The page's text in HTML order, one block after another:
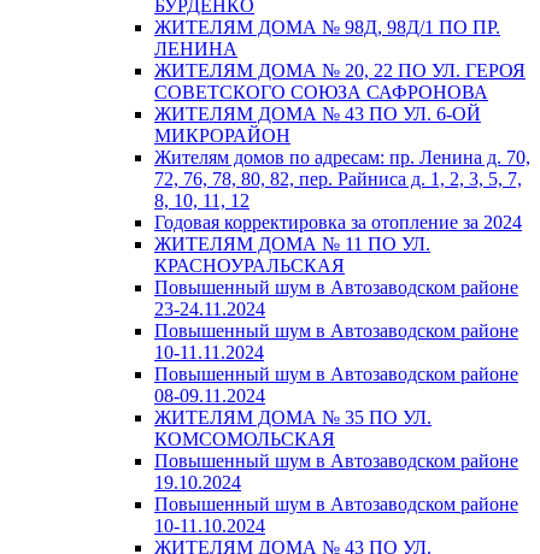
БУРДЕНКО
ЖИТЕЛЯМ ДОМА № 98Д, 98Д/1 ПО ПР.
ЛЕНИНА
ЖИТЕЛЯМ ДОМА № 20, 22 ПО УЛ. ГЕРОЯ
СОВЕТСКОГО СОЮЗА САФРОНОВА
ЖИТЕЛЯМ ДОМА № 43 ПО УЛ. 6-ОЙ
МИКРОРАЙОН
Жителям домов по адресам: пр. Ленина д. 70,
72, 76, 78, 80, 82, пер. Райниса д. 1, 2, 3, 5, 7,
8, 10, 11, 12
Годовая корректировка за отопление за 2024
ЖИТЕЛЯМ ДОМА № 11 ПО УЛ.
КРАСНОУРАЛЬСКАЯ
Повышенный шум в Автозаводском районе
23-24.11.2024
Повышенный шум в Автозаводском районе
10-11.11.2024
Повышенный шум в Автозаводском районе
08-09.11.2024
ЖИТЕЛЯМ ДОМА № 35 ПО УЛ.
КОМСОМОЛЬСКАЯ
Повышенный шум в Автозаводском районе
19.10.2024
Повышенный шум в Автозаводском районе
10-11.10.2024
ЖИТЕЛЯМ ДОМА № 43 ПО УЛ.